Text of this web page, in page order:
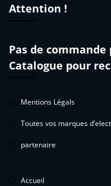
Attention !
Pas de
Catalogue pour
Mentions Légals
Toutes vos marques
partenaire
Accueil